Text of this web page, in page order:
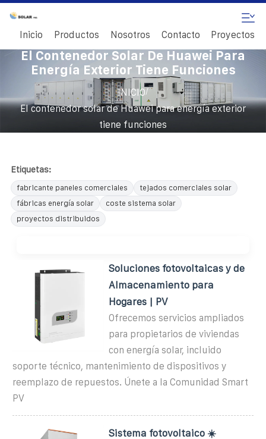
Inicio Productos Nosotros Contacto Proyectos
El Contenedor Solar De Huawei Para
Energía Exterior Tiene Funciones
INICIO/
El contenedor solar de Huawei para energía exterior
tiene funciones
Etiquetas:
fabricante paneles comerciales
tejados comerciales solar
fábricas energía solar
coste sistema solar
proyectos distribuidos
Soluciones fotovoltaicas y de
Almacenamiento para
Hogares | PV
Ofrecemos servicios ampliados
para propietarios de viviendas
con energía solar, incluido
soporte técnico, mantenimiento de dispositivos y
reemplazo de repuestos. Únete a la Comunidad Smart
PV
Sistema fotovoltaico ☀️